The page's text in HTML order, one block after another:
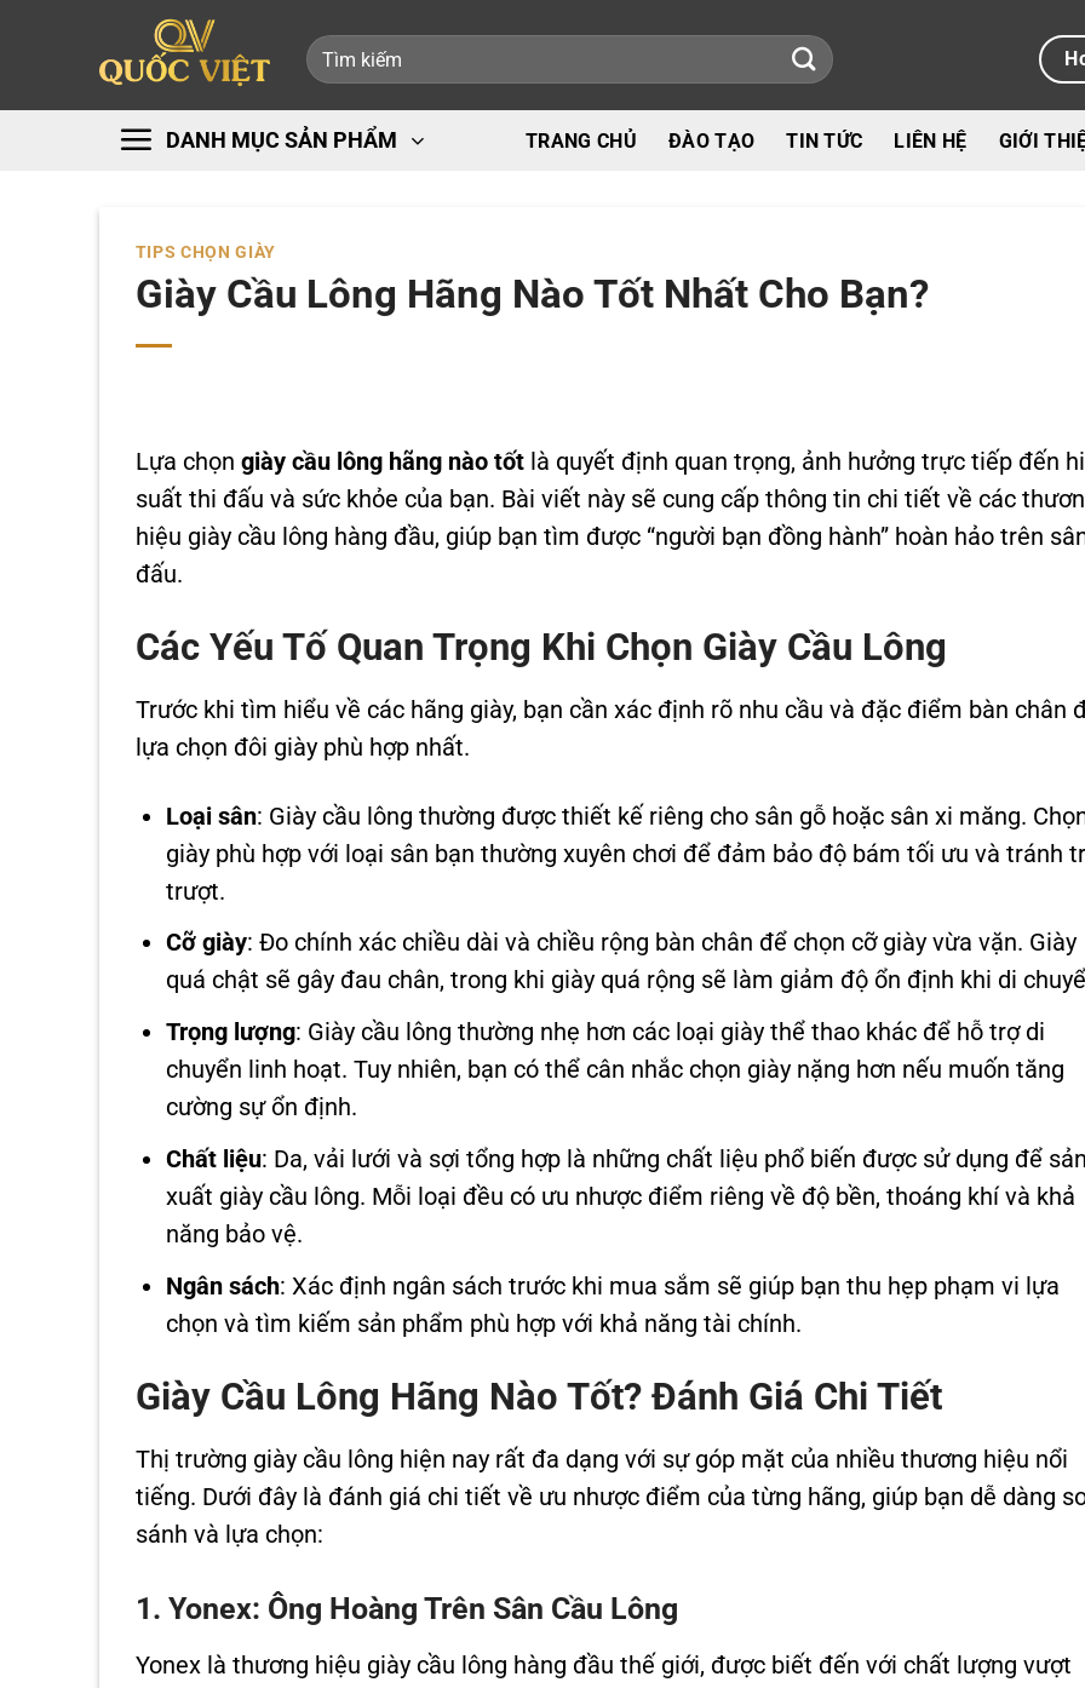
Tìm
kiếm:
DANH MỤC SẢN PHẨM TRANG CHỦ ĐÀO TẠO TIN TỨC LIÊN HỆ GIỚI
TIPS CHỌN GIÀY
Giày Cầu Lông Hãng Nào Tốt Nhất Cho Bạn?
Lựa chọn giày cầu lông hãng nào tốtlà quyết định quan trọng, ảnh hưởng trực tiếp đến
suất thi đấu và sức khỏe của bạn. Bài viết này sẽ cung cấp thông tin chi tiết về các
hiệu giày cầu lông hàng đầu, giúp bạn tìm được “người bạn đồng hành” hoàn hảo trên
đấu.
Các Yếu Tố Quan Trọng Khi Chọn Giày Cầu Lông
Trước khi tìm hiểu về các hãng giày, bạn cần xác định rõ nhu cầu và đặc điểm bàn chân
lựa chọn đôi giày phù hợp nhất.
Loại sân: Giày cầu lông thường được thiết kế riêng cho sân gỗ hoặc sân xi măng.
giày phù hợp với loại sân bạn thường xuyên chơi để đảm bảo độ bám tối ưu và tránh
trượt.
Cỡ giày: Đo chính xác chiều dài và chiều rộng bàn chân để chọn cỡ giày vừa vặn. Giày
quá chật sẽ gây đau chân, trong khi giày quá rộng sẽ làm giảm độ ổn định khi di
Trọng lượng: Giày cầu lông thường nhẹ hơn các loại giày thể thao khác để hỗ trợ di
chuyển linh hoạt. Tuy nhiên, bạn có thể cân nhắc chọn giày nặng hơn nếu muốn tăng
cường sự ổn định.
Chất liệu: Da, vải lưới và sợi tổng hợp là những chất liệu phổ biến được sử dụng để
xuất giày cầu lông. Mỗi loại đều có ưu nhược điểm riêng về độ bền, thoáng khí và khả
năng bảo vệ.
Ngân sách: Xác định ngân sách trước khi mua sắm sẽ giúp bạn thu hẹp phạm vi lựa
chọn và tìm kiếm sản phẩm phù hợp với khả năng tài chính.
Giày Cầu Lông Hãng Nào Tốt? Đánh Giá Chi Tiết
Thị trường giày cầu lông hiện nay rất đa dạng với sự góp mặt của nhiều thương hiệu nổi
tiếng. Dưới đây là đánh giá chi tiết về ưu nhược điểm của từng hãng, giúp bạn dễ dàng
sánh và lựa chọn:
1. Yonex: Ông Hoàng Trên Sân Cầu Lông
Yonex là thương hiệu giày cầu lông hàng đầu thế giới, được biết đến với chất lượng vượt